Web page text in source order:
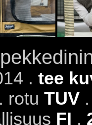
. tee
. rotu TUV.
FI .